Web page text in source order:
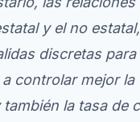
y el no
discretas para
controlar mejor la
la tasa de